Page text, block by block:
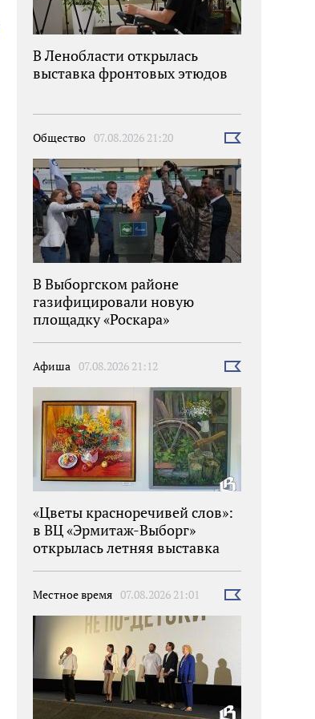
В Ленобласти открылась
выставка фронтовых этюдов
Общество 07.08.2026 21:20
Выбрать
В Выборгском районе
газифицировали новую
площадку «Роскара»
Афиша 07.08.2026 21:12
Выбрать
«Цветы красноречивей слов»:
в ВЦ «Эрмитаж-Выборг»
открылась летняя выставка
Местное время 07.08.2026 21:01
Выбрать